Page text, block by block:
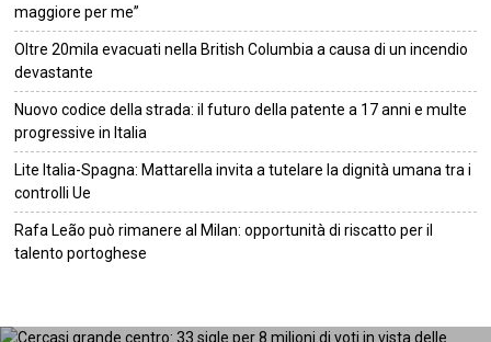
maggiore per me”
Oltre 20mila evacuati nella British Columbia a causa di un incendio
devastante
Nuovo codice della strada: il futuro della patente a 17 anni e multe
progressive in Italia
Lite Italia-Spagna: Mattarella invita a tutelare la dignità umana tra i
controlli Ue
Rafa Leão può rimanere al Milan: opportunità di riscatto per il
talento portoghese